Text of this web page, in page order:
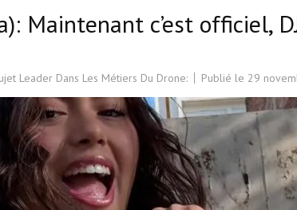
Maintenant c’est officiel,
Leader Dans Les Métiers Du Drone: Publié le 29